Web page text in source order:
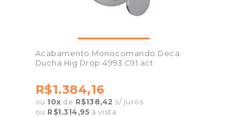
Acabamento Monocomando Deca
Ducha Hig Drop 4993.C91.act
R$1.384,16
ou 10x de R$138,42 s/ juros
ou R$1.314,95 à vista